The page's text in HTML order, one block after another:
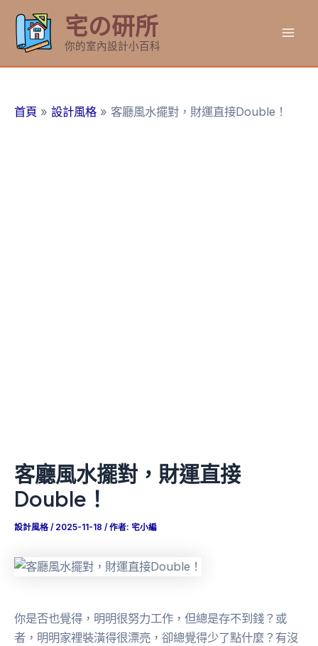
要
宅の研所
你的室內設計小百科
首頁 設計風格 客廳風水擺對，財運直接Double！
客廳風水擺對，財運直接
Double！
設計風格 / 2025-11-18 / 作者: 宅小編
你是否也覺得，明明很努力工作，但總是存不到錢？或
者，明明家裡裝潢得很漂亮，卻總覺得少了點什麼？有沒